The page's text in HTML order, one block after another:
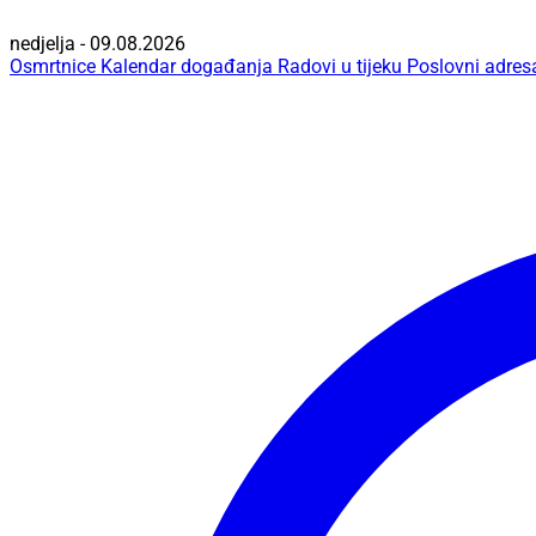
nedjelja - 09.08.2026
Osmrtnice Kalendar događanja Radovi u tijeku Poslovni